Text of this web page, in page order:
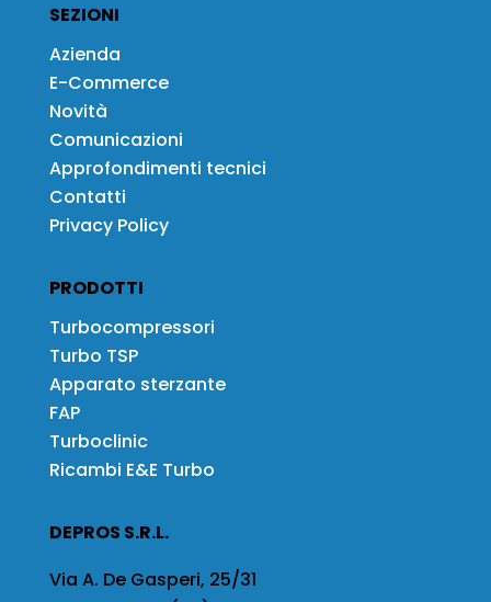
SEZIONI
Azienda
E-Commerce
Novità
Comunicazioni
Approfondimenti tecnici
Contatti
Privacy Policy
PRODOTTI
Turbocompressori
Turbo TSP
Apparato sterzante
FAP
Turboclinic
Ricambi E&E Turbo
DEPROS S.R.L.
Via A. De Gasperi, 25/31